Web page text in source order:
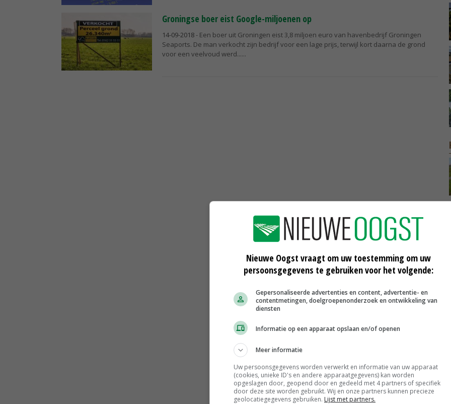
Groningse boer eist Google-miljoenen op
14-09-2018- Een boer uit Groningen eist 3,8 miljoen euro van havenbedrijf Groningen
Seaports. De man verkocht zijn bedrijf voor een lage prijs, terwijl kort daarna de grond
voor een veelvoud werd...
Nieuwe Oogst vraagt om uw toestemming om uw
persoonsgegevens te gebruiken voor het volgende:
Gepersonaliseerde advertenties en content, advertentie- en
contentmetingen, doelgroepenonderzoek en ontwikkeling van
diensten
Informatie op een apparaat opslaan en/of openen
Meer informatie
Uw persoonsgegevens worden verwerkt en informatie van uw apparaat
(cookies, unieke ID's en andere apparaatgegevens) kan worden
opgeslagen door, geopend door en gedeeld met 4 partners of specifiek
door deze site worden gebruikt. Wij en onze partners kunnen precieze
geolocatiegegevens gebruiken. Lijst met partners.